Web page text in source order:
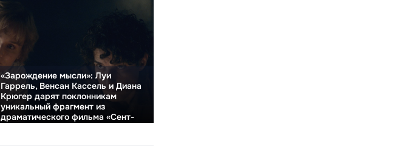
«Зарождение мысли»: Луи
Гаррель, Венсан Кассель и Диана
Крюгер дарят поклонникам
уникальный фрагмент из
драматического фильма «Сент-